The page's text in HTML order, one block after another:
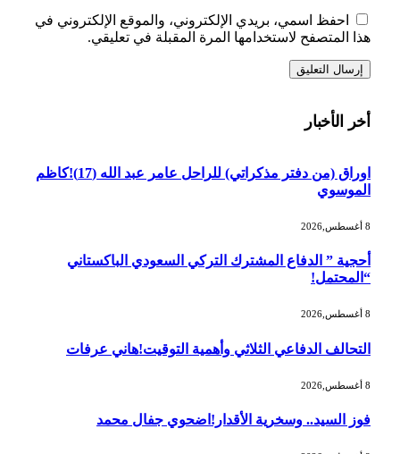
احفظ اسمي، بريدي الإلكتروني، والموقع الإلكتروني في
هذا المتصفح لاستخدامها المرة المقبلة في تعليقي.
أخر الأخبار
اوراق (من دفتر مذكراتي) للراحل عامر عبد الله (17)!كاظم
الموسوي
أحجية ” الدفاع المشترك التركي السعودي الباكستاني
“المحتمل!
التحالف الدفاعي الثلاثي وأهمية التوقيت!هاني عرفات
فوز السيد.. وسخرية الأقدار!اضحوي جفال محمد